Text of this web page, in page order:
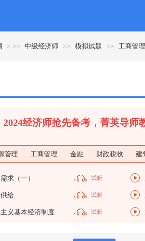
> >> 中级经济师 >> 模拟试题 >> 工商管理
2024经济师抢先备考，菁英导师
管理 工商管理 金融 财政税收 建
求（一） 试听
给 试听
义基本经济制度 试听